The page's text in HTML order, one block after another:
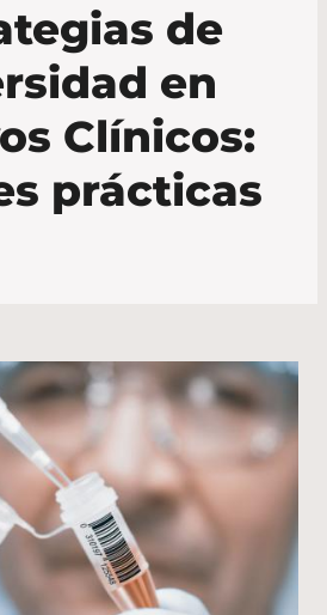
de
en
Clínicos:
prácticas